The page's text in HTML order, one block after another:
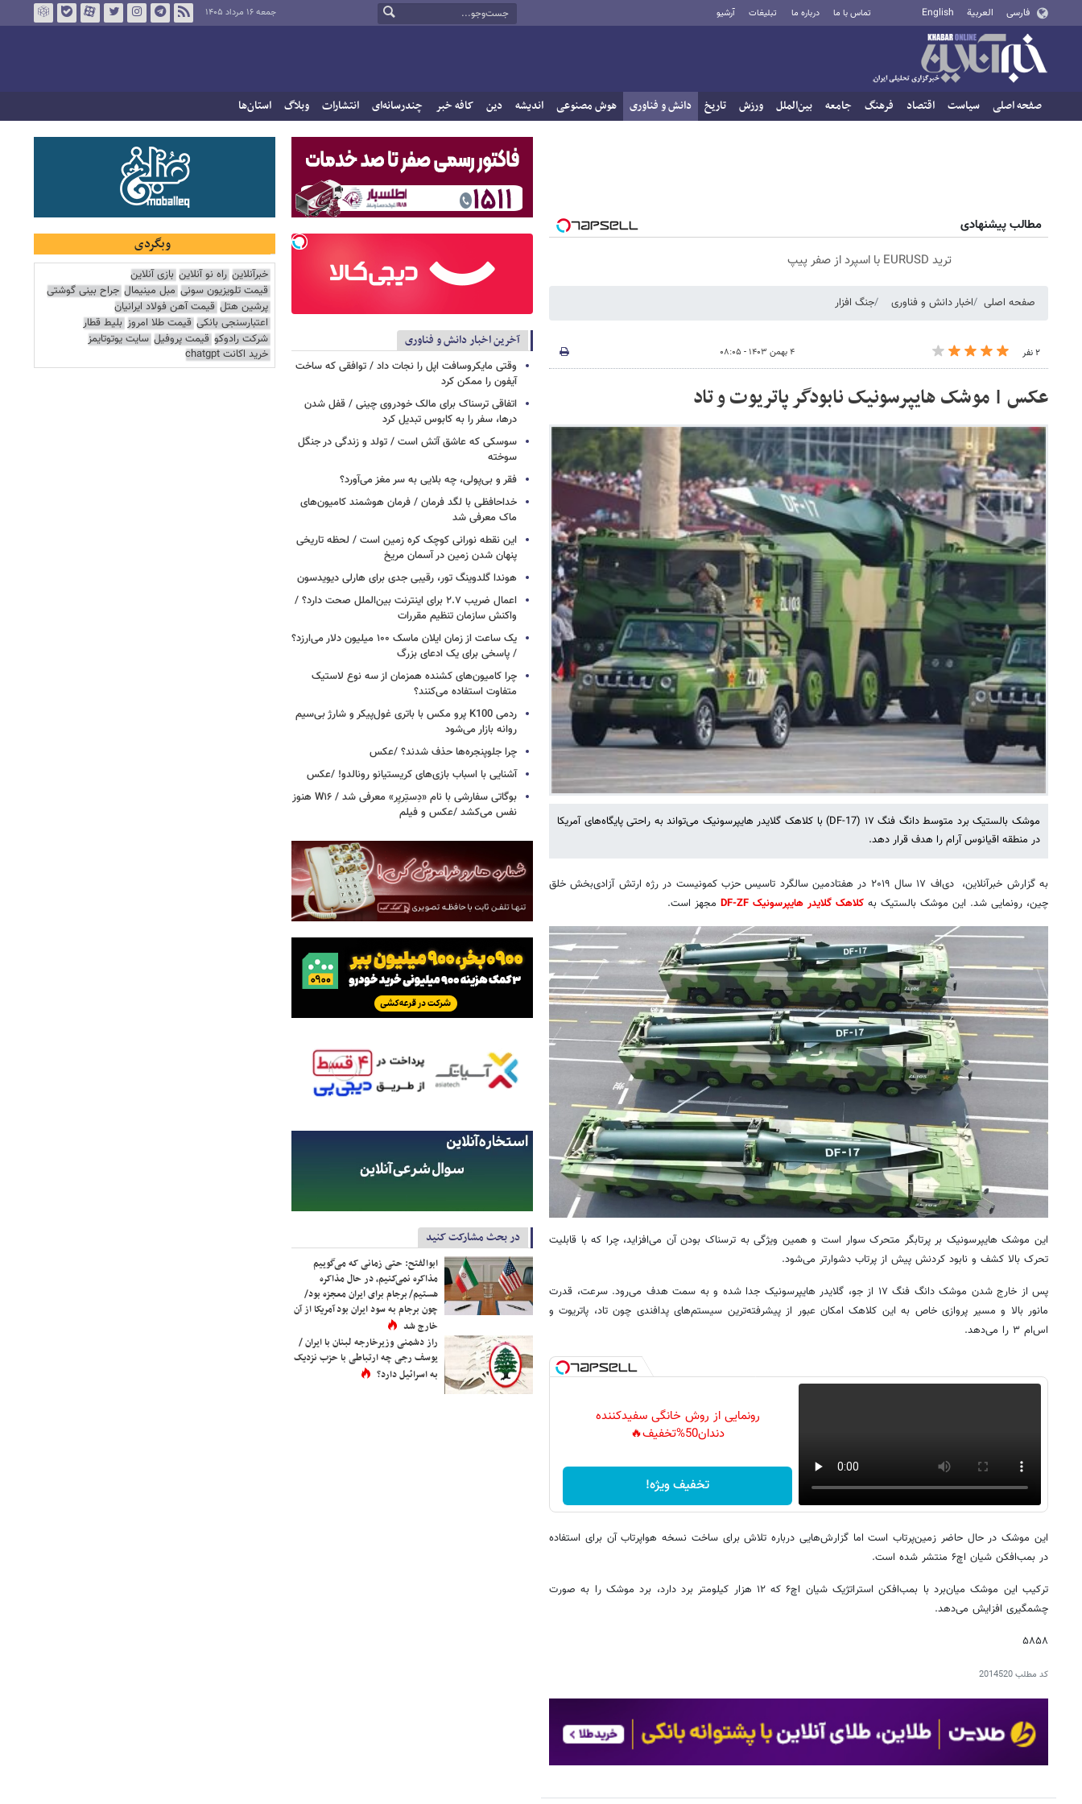
فارسی العربية English تماس با ما درباره ما تبلیغات آرشیو جمعه ۱۶ مرداد ۱۴۰۵
صفحه اصلی سیاست اقتصاد فرهنگ جامعه بین‌الملل ورزش تاریخ دانش و فناوری هوش مصنوعی اندیشه دین کافه خبر چندرسانه‌ای انتشارات وبلاگ استان‌ها
مطالب پیشنهادی
ترید EURUSD با اسپرد از صفر پیپ
صفحه اصلی اخبار دانش و فناوری جنگ افزار
۲ نفر ۴ بهمن ۱۴۰۳ - ۰۸:۰۵
عکس | موشک هایپرسونیک نابودگر پاتریوت و تاد
موشک بالستیک برد متوسط دانگ فنگ ۱۷ (DF-17) با کلاهک گلایدر هایپرسونیک می‌تواند به راحتی پایگاه‌های آمریکا
در منطقه اقیانوس آرام را هدف قرار دهد.
به گزارش خبرآنلاین، دی‌اف ۱۷ سال ۲۰۱۹ در هفتادمین سالگرد تاسیس حزب کمونیست در رژه ارتش آزادی‌بخش خلق
چین، رونمایی شد. این موشک بالستیک به کلاهک‌ گلایدر هایپرسونیک DF-ZF مجهز است.
این موشک هایپرسونیک بر پرتابگر متحرک سوار است و همین ویژگی به ترسناک بودن آن می‌افزاید، چرا که با قابلیت
تحرک بالا کشف و نابود کردنش پیش از پرتاب دشوارتر می‌شود.
پس از خارج شدن موشک دانگ فنگ ۱۷ از جو، گلایدر هایپرسونیک جدا شده و به سمت هدف می‌رود. سرعت، قدرت
مانور بالا و مسیر پروازی خاص به این کلاهک امکان عبور از پیشرفته‌ترین سیستم‌های پدافندی چون تاد، پاتریوت و
اس‌ام ۳ را می‌دهد.
رونمایی از روش خانگی سفیدکننده
دندان50%تخفیف🔥
تخفیف ویژه!
این موشک در حال حاضر زمین‌پرتاب است اما گزارش‌هایی درباره تلاش برای ساخت نسخه‌ هواپرتاب آن برای استفاده
در بمب‌افکن شیان اچ‌۶ منتشر شده است.
ترکیب این موشک میان‌برد با بمب‌افکن استراتژیک شیان اچ‌۶ که ۱۲ هزار کیلومتر برد دارد، برد موشک را به صورت
چشمگیری افزایش می‌دهد.
۵۸۵۸
کد مطلب2014520
آخرین اخبار دانش و فناوری
وقتی مایکروسافت اپل را نجات داد / توافقی که ساخت
آیفون را ممکن کرد
اتفاقی ترسناک برای مالک خودروی چینی / قفل شدن
درها، سفر را به کابوس تبدیل کرد
سوسکی که عاشق آتش است / تولد و زندگی در جنگل
سوخته
فقر و بی‌پولی، چه بلایی به سر مغز می‌آورد؟
خداحافظی با لگد فرمان / فرمان هوشمند کامیون‌های
ماک معرفی شد
این نقطه نورانی کوچک کره زمین است / لحظه تاریخی
پنهان شدن زمین در آسمان مریخ
هوندا گلدوینگ تور، رقیبی جدی برای هارلی دیویدسون
اعمال ضریب ۲.۷ برای اینترنت بین‌الملل صحت دارد؟ /
واکنش سازمان تنظیم مقررات
یک ساعت از زمان ایلان ماسک ۱۰۰ میلیون دلار می‌ارزد؟
/ پاسخی برای یک ادعای بزرگ
چرا کامیون‌های کشنده همزمان از سه نوع لاستیک
متفاوت استفاده می‌کنند؟
ردمی K100 پرو مکس با باتری غول‌پیکر و شارژ بی‌سیم
روانه بازار می‌شود
چرا جلوپنجره‌ها حذف شدند؟ /عکس
آشنایی با اسباب‌ بازی‌های کریستیانو رونالدو! /عکس
بوگاتی سفارشی با نام «دِستِریِر» معرفی شد / W۱۶ هنوز
نفس می‌کشد /عکس و فیلم
در بحث مشارکت کنید
ابوالفتح: حتی زمانی که می‌گوییم
مذاکره نمی‌کنیم، در حال مذاکره
هستیم/ برجام برای ایران معجزه بود/
چون برجام به سود ایران بود آمریکا از آن
خارج شد
راز دشمنی وزیرخارجه لبنان با ایران /
یوسف رجی چه ارتباطی با حزب نزدیک
به اسرائیل دارد؟
وبگردی
خبرآنلاین راه نو آنلاین بازی آنلاین
قیمت تلویزیون سونی مبل مینیمال جراح بینی گوشتی
پرشین هتل قیمت آهن فولاد ایرانیان
اعتبارسنجی بانکی قیمت طلا امروز بلیط قطار
شرکت رادوکو قیمت پروفیل سایت یوتوتایمز
خرید اکانت chatgpt